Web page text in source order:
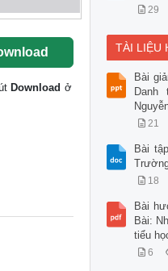
Download ở
29
TÀI LIỆU
Bài
21
Bài
18
Bài
Bài:
tiểu
6